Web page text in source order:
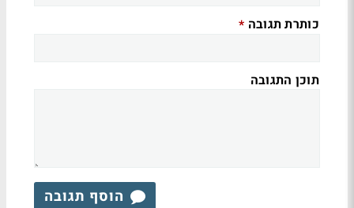
כותרת תגובה *
תוכן התגובה
הוסף תגובה